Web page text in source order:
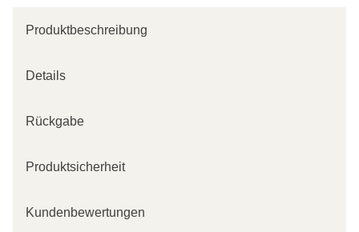
Produktbeschreibung
Details
Rückgabe
Produktsicherheit
Kundenbewertungen